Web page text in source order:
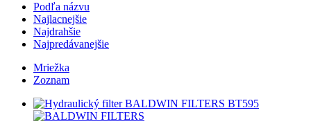
Podľa názvu
Najlacnejšie
Najdrahšie
Najpredávanejšie
Mriežka
Zoznam